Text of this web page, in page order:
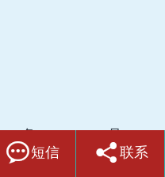
备2022018514号
短信  联系